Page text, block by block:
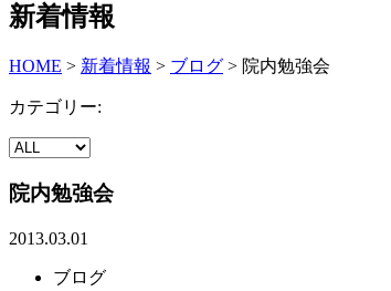
新着情報
HOME > 新着情報 > ブログ > 院内勉強会
カテゴリー:
院内勉強会
2013.03.01
ブログ